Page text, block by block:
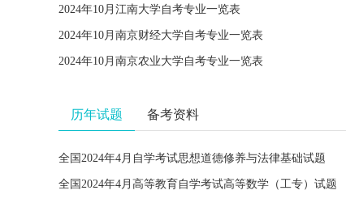
2024年10月江南大学自考专业一览表
2024年10月南京财经大学自考专业一览表
2024年10月南京农业大学自考专业一览表
历年试题 备考资料
全国2024年4月自学考试思想道德修养与法律基础试题
全国2024年4月高等教育自学考试高等数学（工专）试题